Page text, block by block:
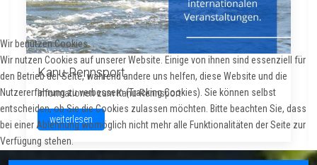
Kanu-Rennsport
Informationen zum Kanu-Rennsport
weiterlesen
Wir benutzen Cookies
Wir nutzen Cookies auf unserer Website. Einige von ihnen sind essenziell für
den Betrieb der Seite, während andere uns helfen, diese Website und die
Nutzererfahrung zu verbessern (Tracking Cookies). Sie können selbst
entscheiden, ob Sie die Cookies zulassen möchten. Bitte beachten Sie, dass
bei einer Ablehnung womöglich nicht mehr alle Funktionalitäten der Seite zur
Verfügung stehen.